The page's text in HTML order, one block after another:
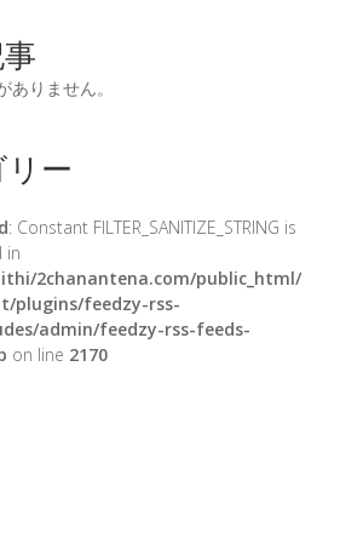
ありません。
ー
: Constant FILTER_SANITIZE_STRING is
in
2chanantena.com/public_html/
plugins/feedzy-rss-
admin/feedzy-rss-feeds-
on line 2170